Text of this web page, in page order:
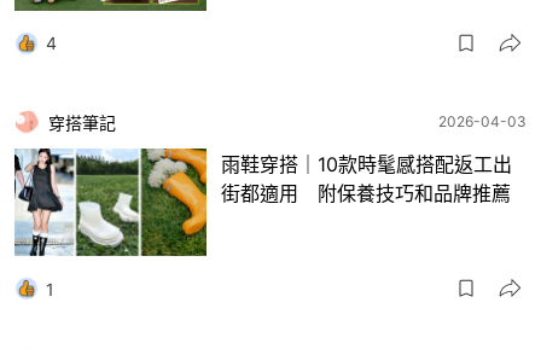
4
穿搭筆記 2026-04-03
雨鞋穿搭｜10款時髦感搭配返工出
街都適用 附保養技巧和品牌推薦
1